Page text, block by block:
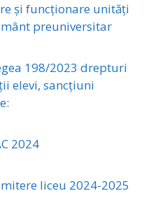
și funcționare unități
preuniversitar
198/2023 drepturi
elevi, sancțiuni
2024
liceu 2024-2025